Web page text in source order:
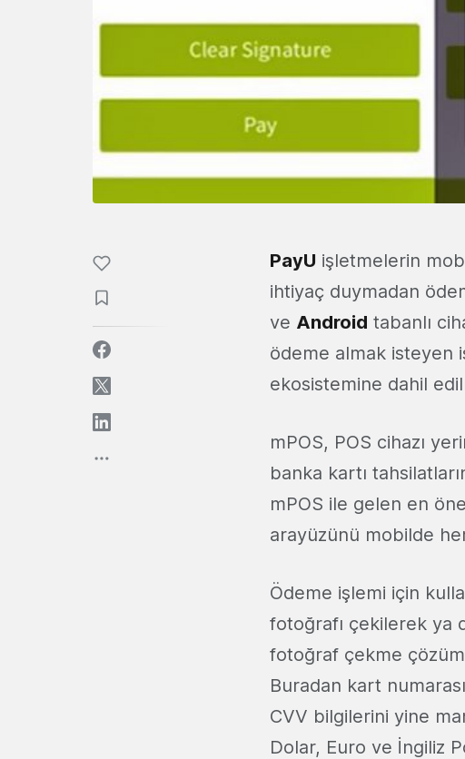
PayU işletmelerin
ihtiyaç duymadan
ve Android tabanlı
ödeme almak isteyen
ekosistemine dahil
mPOS, POS cihazı
banka kartı
mPOS ile gelen en
arayüzünü mobilde
Ödeme işlemi için
fotoğrafı çekilerek ya
fotoğraf çekme
Buradan kart
CVV bilgilerini yine
Dolar, Euro ve İngiliz